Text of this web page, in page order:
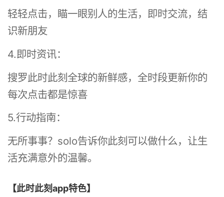
轻轻点击，瞄一眼别人的生活，即时交流，结
识新朋友
4.即时资讯：
搜罗此时此刻全球的新鲜感，全时段更新你的
每次点击都是惊喜
5.行动指南：
无所事事？solo告诉你此刻可以做什么，让生
活充满意外的温馨。
【此时此刻app特色】